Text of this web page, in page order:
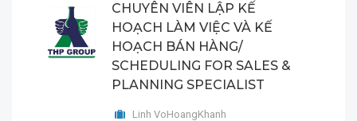
CHUYÊN VIÊN LẬP KẾ
HOẠCH LÀM VIỆC VÀ KẾ
HOẠCH BÁN HÀNG/
SCHEDULING FOR SALES &
PLANNING SPECIALIST
Linh VoHoangKhanh